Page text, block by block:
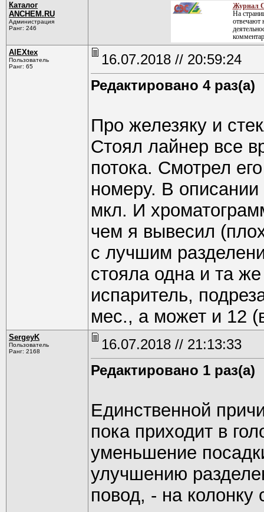
Каталог
ANCHEM.RU
Администрация
Ранг: 246
Журнал
На
отвечают
AlEXtex
Пользователь
Ранг: 65
16.07.2018 // 20:59:24
Редактировано 4 раз(а)
Про железяку и
Стоял лайнер все
потока. Смотрел
номеру. В
мкл. И
чем я вывесил
с лучшим
стояла одна и та
испаритель,
мес., а может и 12
SergeyK
Пользователь
Ранг: 2168
16.07.2018 // 21:13:33
Редактировано 1 раз(а)
Единственной
пока приходит в
уменьшение
улучшению
повод, - на